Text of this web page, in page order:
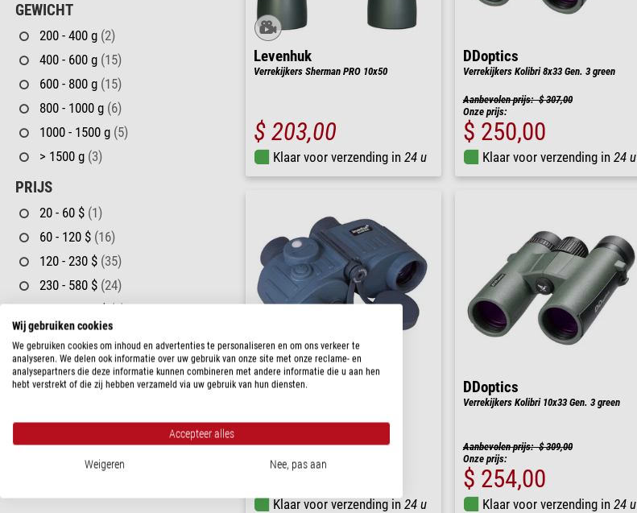
GEWICHT
200 - 400 g (2)
400 - 600 g (15)
600 - 800 g (15)
800 - 1000 g (6)
1000 - 1500 g (5)
> 1500 g (3)
PRIJS
20 - 60 $ (1)
60 - 120 $ (16)
120 - 230 $ (35)
230 - 580 $ (24)
580 - 1.160 $ (6)
LEVERINGS STATUS
in voorraad(19)
korte termijn(63)
Levenhuk
Verrekijkers Sherman PRO 10x50
$ 203,00
Klaar voor verzending in 24 u
DDoptics
Verrekijkers Kolibri 8x33 Gen. 3 green
Aanbevolen prijs: $ 307,00
Onze prijs:
$ 250,00
Klaar voor verzending in 24 u
Levenhuk
$ 185,00
Klaar voor verzending in 24 u
DDoptics
Verrekijkers Kolibri 10x33 Gen. 3 green
Aanbevolen prijs: $ 309,00
Onze prijs:
$ 254,00
Klaar voor verzending in 24 u
Wij gebruiken cookies
We gebruiken cookies om inhoud en advertenties te personaliseren en om ons verkeer te
analyseren. We delen ook informatie over uw gebruik van onze site met onze reclame- en
analysepartners die deze informatie kunnen combineren met andere informatie die u aan hen
hebt verstrekt of die zij hebben verzameld via uw gebruik van hun diensten.
Accepteer alles
Weigeren Nee, pas aan